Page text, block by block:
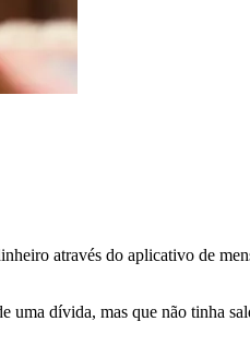
através do aplicativo de
uma dívida, mas que não tinha